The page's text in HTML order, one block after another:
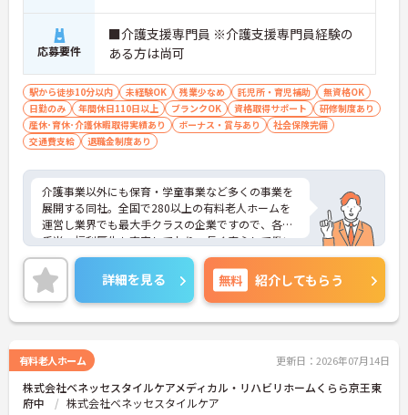
応募要件
■介護支援専門員 ※介護支援専門員経験の
ある方は尚可
駅から徒歩10分以内 未経験OK 残業少なめ 託児所・育児補助
無資格OK
日勤のみ
年間休日110日以上 ブランクOK 資格取得サポート
研修制度あり
産休･育休･介護休暇取得実績あり
ボーナス・賞与あり
社会保険完備
交通費支給
退職金制度あり
介護事業以外にも保育・学童事業など多くの事業を
展開する同社。全国で280以上の有料老人ホームを
運営し業界でも最大手クラスの企業ですので、各種
手当、福利厚生も充実しており、長く安心して働い
ていただける環境です。ご興味ある方には、面接対
策ポイントなど、さらに詳細をお話しいたしますの
でお気軽にご相談ください。
詳細を見る 無料 紹介してもらう
有料老人ホーム 更新日：2026年07月14日
株式会社ベネッセスタイルケアメディカル・リハビリホームくらら京王東
府中
株式会社ベネッセスタイルケア